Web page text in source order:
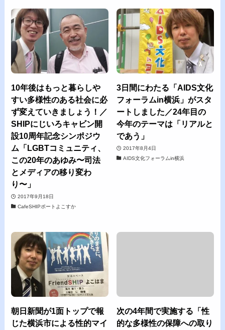
10年後はもっと暮らしや
すい多様性のある社会に必
ず変えていきましょう！／
SHIPにじいろキャビン開
設10周年記念シンポジウ
ム「LGBTコミュニティ、
この20年のあゆみ〜司法
とメディアの移り変わ
り〜」
2017年9月18日
CafeSHIPポートよこすか
3日間にわたる「AIDS文化
フォーラムin横浜」がスタ
ートしました／24年目の
今年のテーマは「リアルと
であう」
2017年8月4日
AIDS文化フォーラムin横浜
朝日新聞が1面トップで報
じた横浜市による性的マイ
次の4年間で実施する「性
的な多様性の保障への取り